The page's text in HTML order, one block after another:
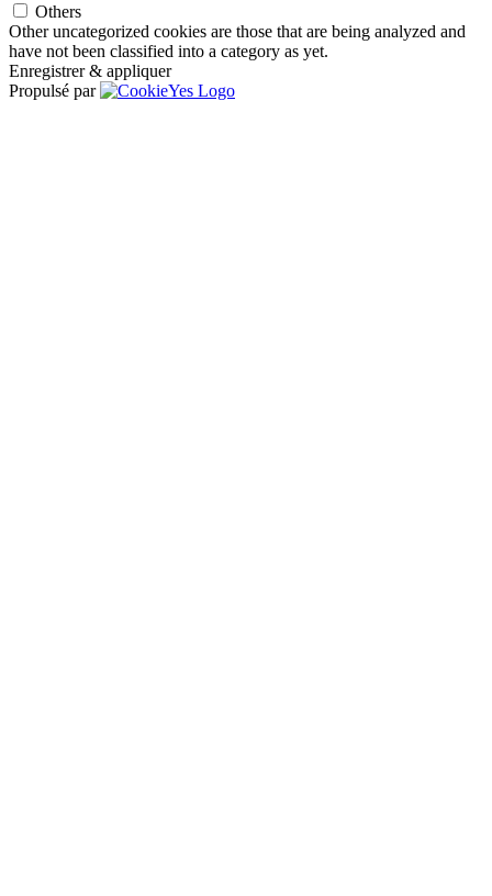
Others
Other uncategorized cookies are those that are being analyzed and
have not been classified into a category as yet.
Enregistrer & appliquer
Propulsé par